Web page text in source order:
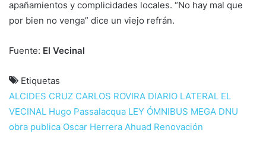
apañamientos y complicidades locales. “No hay mal que
por bien no venga” dice un viejo refrán.
Fuente: El Vecinal
Etiquetas
ALCIDES CRUZ CARLOS ROVIRA DIARIO LATERAL EL
VECINAL Hugo Passalacqua LEY ÓMNIBUS MEGA DNU
obra publica Oscar Herrera Ahuad Renovación